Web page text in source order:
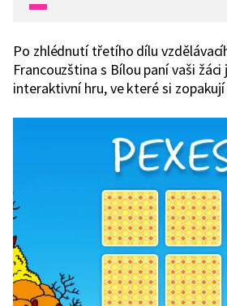
Po zhlédnutí třetího dílu
Francouzština s Bílou paní vaši
interaktivní hru, ve které si